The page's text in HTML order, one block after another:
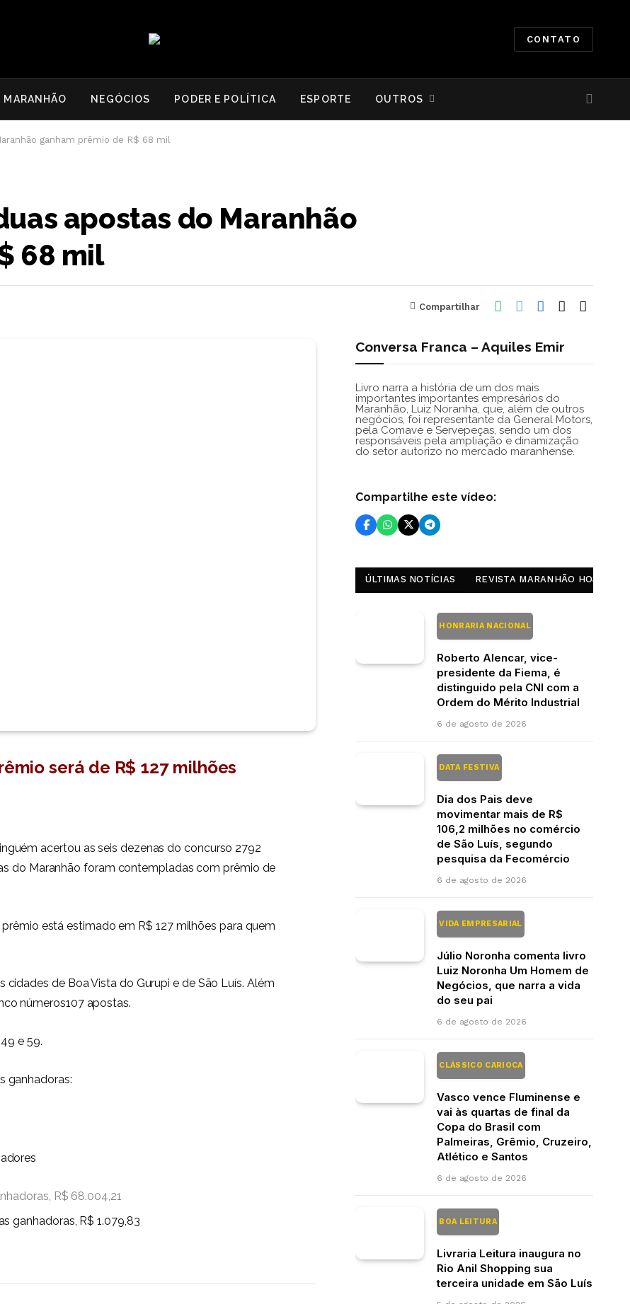
CONTATO
MARANHÃO NEGÓCIOS PODER E POLÍTICA ESPORTE OUTROS
ganham prêmio de R$ 68 mil
apostas do Maranhão
68 mil
Compartilhar
será de R$ 127 milhões
acertou as seis dezenas do concurso 2792
do Maranhão foram contempladas com prêmio de
está estimado em R$ 127 milhões para quem
de Boa Vista do Gurupi e de São Luís. Além
números107 apostas.
e 59.
ganhadoras:
R$ 68.004,21
ganhadoras, R$ 1.079,83
Conversa Franca – Aquiles Emir
Livro narra a história de um dos mais
importantes importantes empresários do
Maranhão, Luiz Noranha, que, além de outros
negócios, foi representante da General Motors,
pela Comave e Servepeças, sendo um dos
responsáveis pela ampliação e dinamização
do setor autorizo no mercado maranhense.
Compartilhe este vídeo:
ÚLTIMAS NOTÍCIAS REVISTA MARANHÃO HOJE
HONRARIA NACIONAL
Roberto Alencar, vice-
presidente da Fiema, é
distinguido pela CNI com a
Ordem do Mérito Industrial
6 de agosto de 2026
DATA FESTIVA
Dia dos Pais deve
movimentar mais de R$
106,2 milhões no comércio
de São Luís, segundo
pesquisa da Fecomércio
6 de agosto de 2026
VIDA EMPRESARIAL
Júlio Noronha comenta livro
Luiz Noronha Um Homem de
Negócios, que narra a vida
do seu pai
6 de agosto de 2026
CLÁSSICO CARIOCA
Vasco vence Fluminense e
vai às quartas de final da
Copa do Brasil com
Palmeiras, Grêmio, Cruzeiro,
Atlético e Santos
6 de agosto de 2026
BOA LEITURA
Livraria Leitura inaugura no
Rio Anil Shopping sua
terceira unidade em São Luís